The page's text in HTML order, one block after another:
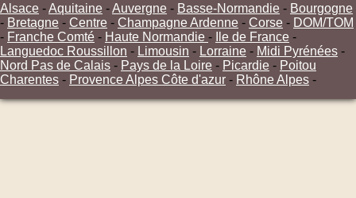
Alsace -Aquitaine -Auvergne - Basse-Normandie - Bourgogne
- Bretagne - Centre - Champagne Ardenne - Corse - DOM/TOM
- Franche Comté - Haute Normandie - Ile de France -
Languedoc Roussillon - Limousin - Lorraine - Midi Pyrénées -
Nord Pas de Calais - Pays de la Loire - Picardie - Poitou
Charentes - Provence Alpes Côte d'azur - Rhône Alpes -